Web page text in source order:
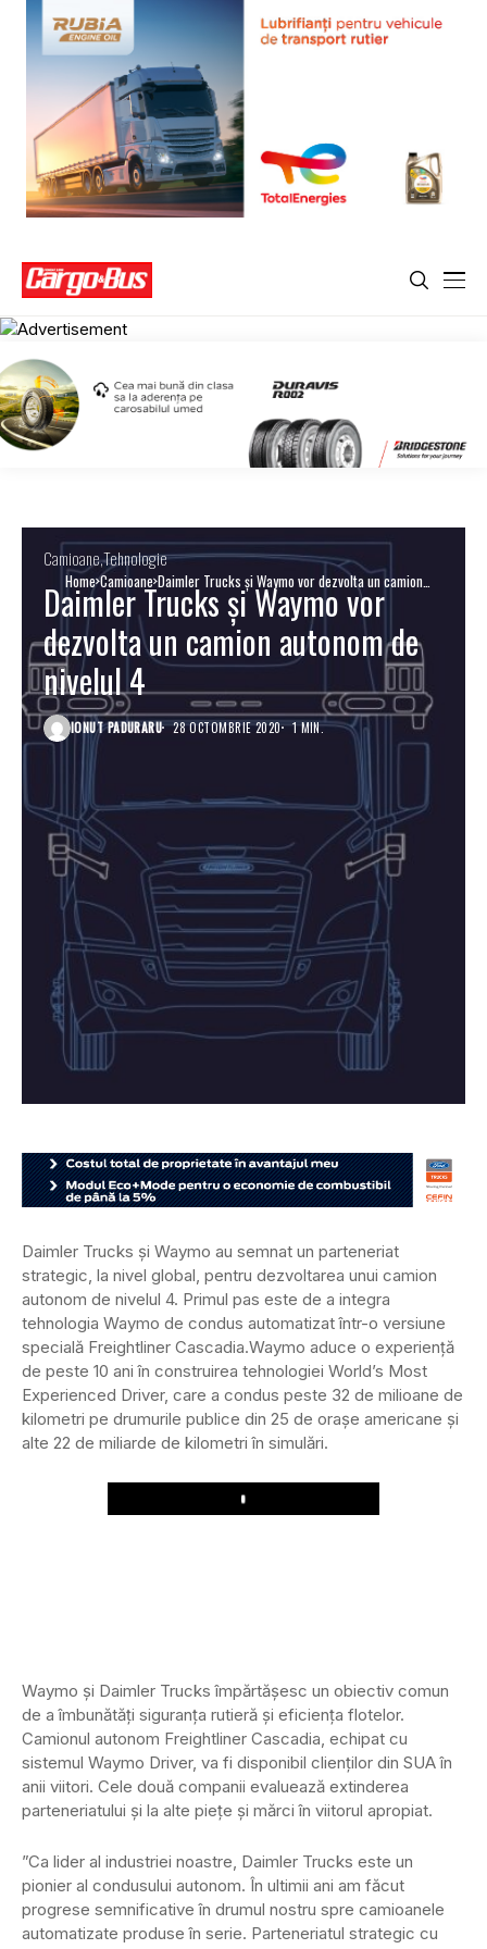
Home Camioane Daimler Trucks și Waymo vor dezvolta un camion
autonom de nivelul 4
CamioaneTehnologie
Daimler Trucks și Waymo vor
dezvolta un camion autonom de
nivelul 4
IONUT PADURARU 28 OCTOMBRIE 2020 1 MIN.
Daimler Trucks și Waymo au semnat un parteneriat
strategic, la nivel global, pentru dezvoltarea unui camion
autonom de nivelul 4. Primul pas este de a integra
tehnologia Waymo de condus automatizat într-o versiune
specială Freightliner Cascadia.Waymo aduce o experiență
de peste 10 ani în construirea tehnologiei World’s Most
Experienced Driver, care a condus peste 32 de milioane de
kilometri pe drumurile publice din 25 de orașe americane și
alte 22 de miliarde de kilometri în simulări.
Play
Waymo și Daimler Trucks împărtășesc un obiectiv comun
de a îmbunătăți siguranța rutieră și eficiența flotelor.
Camionul autonom Freightliner Cascadia, echipat cu
sistemul Waymo Driver, va fi disponibil clienților din SUA în
anii viitori. Cele două companii evaluează extinderea
parteneriatului și la alte piețe și mărci în viitorul apropiat.
”Ca lider al industriei noastre, Daimler Trucks este un
pionier al condusului autonom. În ultimii ani am făcut
progrese semnificative în drumul nostru spre camioanele
automatizate produse în serie. Parteneriatul strategic cu